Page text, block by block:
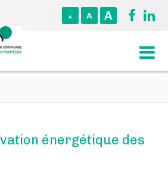
A A A
énergétique des